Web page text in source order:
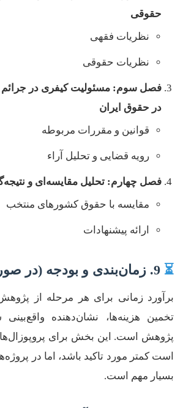
حقوقی
نظریات فقهی
نظریات حقوقی
فصل سوم: مسئولیت کیفری در
در حقوق ایران
قوانین و مقررات مربوطه
رویه قضایی و تحلیل آراء
فصل چهارم: تحلیل مقایسه‌ای و
مقایسه با حقوق کشورهای منتخب
ارائه پیشنهادات
⏳
برآورد زمانی برای هر مرحله از
تخمین هزینه‌ها، نشان‌دهنده
پژوهش است. این بخش برای
است کمتر مورد تاکید باشد، اما در
بسیار مهم است.